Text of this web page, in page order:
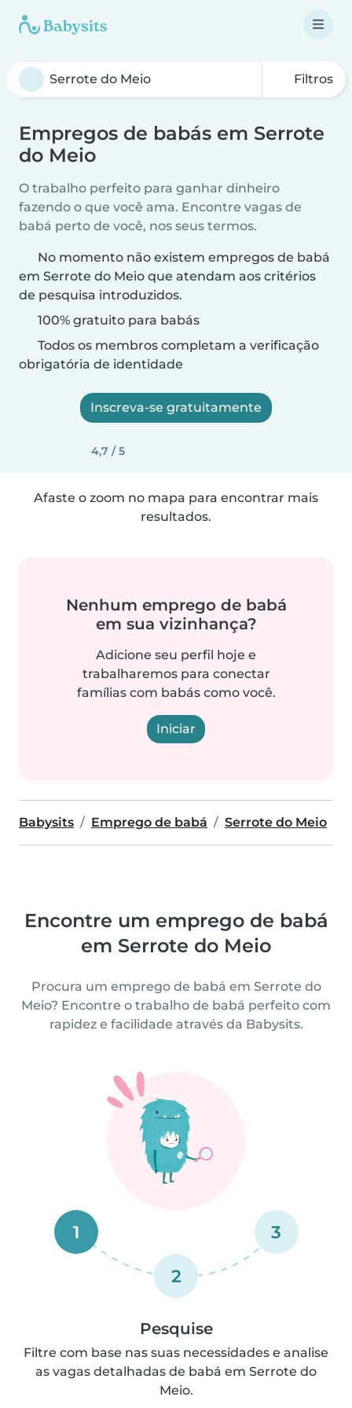
Filtros
Empregos de babás em Serrote
do Meio
O trabalho perfeito para ganhar dinheiro
fazendo o que você ama. Encontre vagas de
babá perto de você, nos seus termos.
No momento não existem empregos de babá
em Serrote do Meio que atendam aos critérios
de pesquisa introduzidos.
100% gratuito para babás
Todos os membros completam a verificação
obrigatória de identidade
Inscreva-se gratuitamente
4,7 / 5
Afaste o zoom no mapa para encontrar mais
resultados.
Nenhum emprego de babá
em sua vizinhança?
Adicione seu perfil hoje e
trabalharemos para conectar
famílias com babás como você.
Iniciar
Babysits Emprego de babá Serrote do Meio
Encontre um emprego de babá
em Serrote do Meio
Procura um emprego de babá em Serrote do
Meio? Encontre o trabalho de babá perfeito com
rapidez e facilidade através da Babysits.
1
2
3
Pesquise
Filtre com base nas suas necessidades e analise
as vagas detalhadas de babá em Serrote do
Meio.